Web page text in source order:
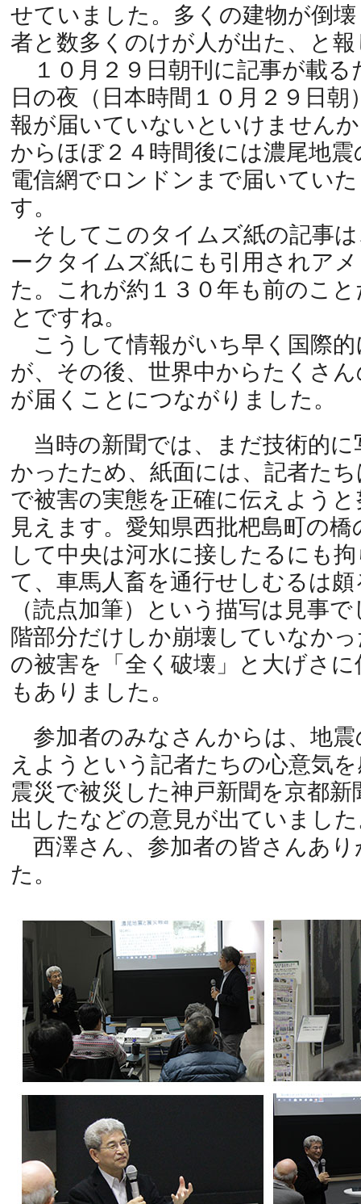
せていました。多くの建物が倒
者と数多くのけが人が出た、と
１０月２９日朝刊に記事が載る
日の夜（日本時間１０月２９日
報が届いていないといけません
からほぼ２４時間後には濃尾地
電信網でロンドンまで届いてい
す。
そしてこのタイムズ紙の記事
ークタイムズ紙にも引用されア
た。これが約１３０年も前のこ
とですね。
こうして情報がいち早く国際
が、その後、世界中からたくさ
が届くことにつながりました。
当時の新聞では、まだ技術的に
かったため、紙面には、記者た
で被害の実態を正確に伝えよう
見えます。愛知県西批杷島町の
して中央は河水に接したるにも
て、車馬人畜を通行せしむるは
（読点加筆）という描写は見事
階部分だけしか崩壊していなか
の被害を「全く破壊」と大げさ
もありました。
参加者のみなさんからは、地震
えようという記者たちの心意気
震災で被災した神戸新聞を京都
出したなどの意見が出ていまし
西澤さん、参加者の皆さんあ
た。